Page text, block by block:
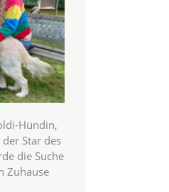
Hündin,
Star des
die Suche
Zuhause